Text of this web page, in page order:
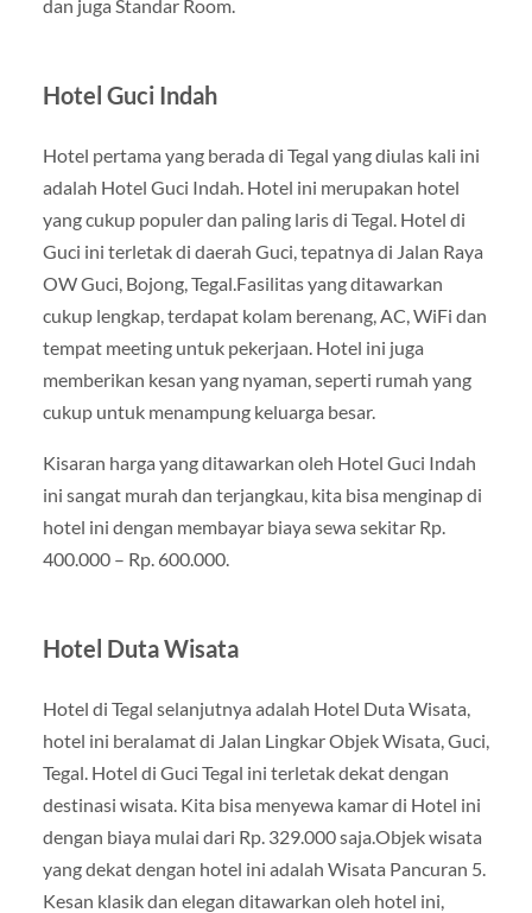
dan juga Standar Room.
Hotel Guci Indah
Hotel pertama yang berada di Tegal yang diulas kali ini
adalah Hotel Guci Indah. Hotel ini merupakan hotel
yang cukup populer dan paling laris di Tegal. Hotel di
Guci ini terletak di daerah Guci, tepatnya di Jalan Raya
OW Guci, Bojong, Tegal.Fasilitas yang ditawarkan
cukup lengkap, terdapat kolam berenang, AC, WiFi dan
tempat meeting untuk pekerjaan. Hotel ini juga
memberikan kesan yang nyaman, seperti rumah yang
cukup untuk menampung keluarga besar.
Kisaran harga yang ditawarkan oleh Hotel Guci Indah
ini sangat murah dan terjangkau, kita bisa menginap di
hotel ini dengan membayar biaya sewa sekitar Rp.
400.000 – Rp. 600.000.
Hotel Duta Wisata
Hotel di Tegal selanjutnya adalah Hotel Duta Wisata,
hotel ini beralamat di Jalan Lingkar Objek Wisata, Guci,
Tegal. Hotel di Guci Tegal ini terletak dekat dengan
destinasi wisata. Kita bisa menyewa kamar di Hotel ini
dengan biaya mulai dari Rp. 329.000 saja.Objek wisata
yang dekat dengan hotel ini adalah Wisata Pancuran 5.
Kesan klasik dan elegan ditawarkan oleh hotel ini,